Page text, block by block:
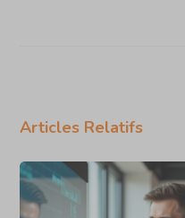
Articles Relatifs